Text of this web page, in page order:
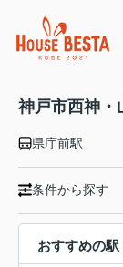
神戸市西神・
県庁前駅
条件から探す
おすすめの駅